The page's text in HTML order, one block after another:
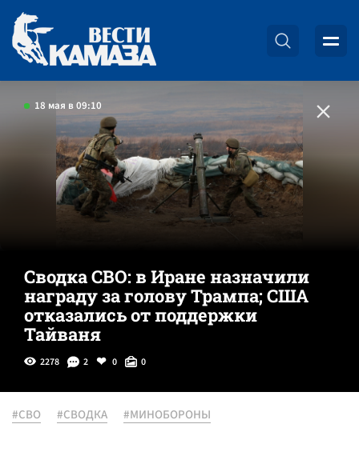
18 мая в 09:10
Сводка СВО: в Иране назначили
награду за голову Трампа; США
отказались от поддержки
Тайваня
2278 2 0 0
#СВО #СВОДКА #МИНОБОРОНЫ